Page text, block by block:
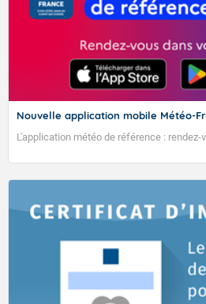
Nouvelle application mobile Météo-
L'application météo de référence : rendez-